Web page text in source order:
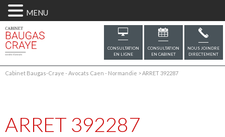
CONSULTATION
EN LIGNE
CONSULTATION
EN CABINET
NOUS JOINDRE
DIRECTEMENT
Cabinet Baugas-Craye - Avocats Caen - Normandie >ARRET 392287
ARRET 392287
MENU